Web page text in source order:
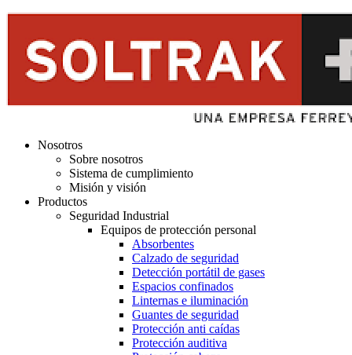
Nosotros
Sobre nosotros
Sistema de cumplimiento
Misión y visión
Productos
Seguridad Industrial
Equipos de protección personal
Absorbentes
Calzado de seguridad
Detección portátil de gases
Espacios confinados
Linternas e iluminación
Guantes de seguridad
Protección anti caídas
Protección auditiva